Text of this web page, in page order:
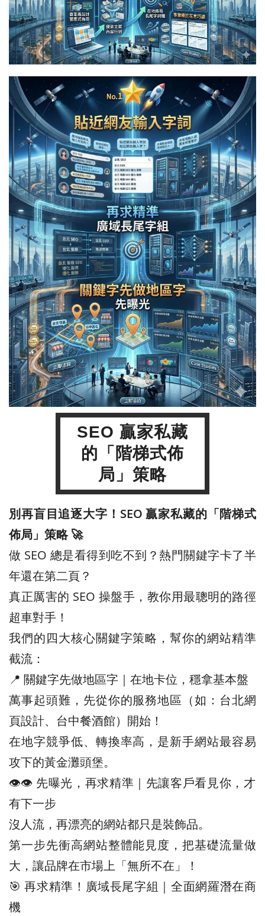
SEO 贏家私藏
的「階梯式佈
局」策略
別再盲目追逐大字！SEO 贏家私藏的「階梯式
佈局」策略 🚀
做 SEO 總是看得到吃不到？熱門關鍵字卡了半
年還在第二頁？
真正厲害的 SEO 操盤手，教你用最聰明的路徑
超車對手！
我們的四大核心關鍵字策略，幫你的網站精準
截流：
📍 關鍵字先做地區字｜在地卡位，穩拿基本盤
萬事起頭難，先從你的服務地區（如：台北網
頁設計、台中餐酒館）開始！
在地字競爭低、轉換率高，是新手網站最容易
攻下的黃金灘頭堡。
👁️‍👁️‍ 先曝光，再求精準｜先讓客戶看見你，才
有下一步
沒人流，再漂亮的網站都只是裝飾品。
第一步先衝高網站整體能見度，把基礎流量做
大，讓品牌在市場上「無所不在」！
🎯 再求精準！廣域長尾字組｜全面網羅潛在商
機